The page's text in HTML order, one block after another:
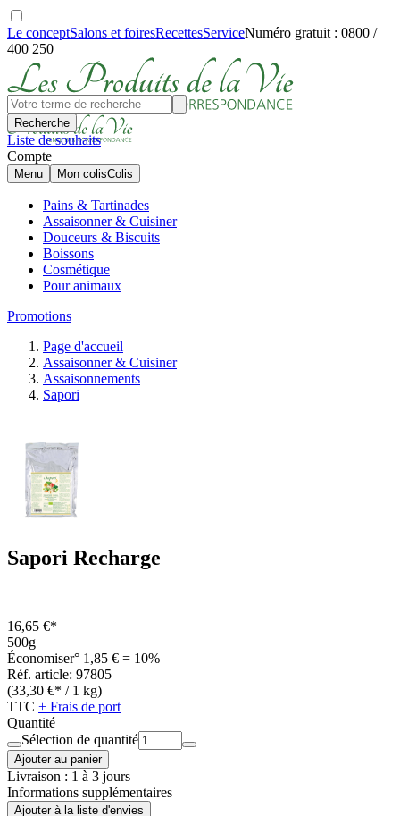
Le conceptSalons et foiresRecettesServiceNuméro gratuit : 0800 /
400 250
Recherche
Liste de souhaits
Compte
Menu Mon colisColis
Pains & Tartinades
Assaisonner & Cuisiner
Douceurs & Biscuits
Boissons
Cosmétique
Pour animaux
Promotions
Page d'accueil
Assaisonner & Cuisiner
Assaisonnements
Sapori
Sapori Recharge
16,65 €*
500g
Économiser° 1,85 € = 10%
Réf. article: 97805
(33,30 €* / 1 kg)
TTC + Frais de port
Quantité
Sélection de quantité
Ajouter au panier
Livraison : 1 à 3 jours
Informations supplémentaires
Ajouter à la liste d'envies